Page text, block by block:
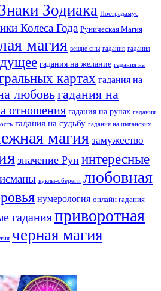
Зодиака Нострадамус
Колеса Года Руническая Магия
магия вещие сны гадания гадания
гадания на желание гадания на
картах гадания на
любовьгадания на
отношения гадания на рунах гадания
гадания на судьбу гадания на цыганских
магия замужество
значение Рун интересные
куклы-обереги любовная
нумерология онлайн гадания
гаданияприворотная
черная магия